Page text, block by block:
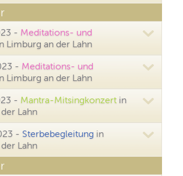
- Meditations- und
Limburg an der Lahn
- Meditations- und
Limburg an der Lahn
- Mantra-Mitsingkonzert in
Lahn
- Sterbebegleitung in
Lahn